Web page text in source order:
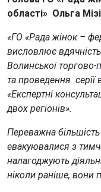
області» Ольга
«ГО «Рада жінок –
висловлює вдячність
Волинської торгово-
та проведення серії
«Експертні
двох регіонів».
Переважна більшість
евакуювалися з
налагоджують
ніколи раніше, вони